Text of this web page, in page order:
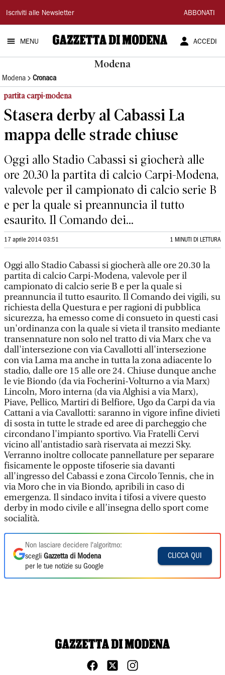
Gazzetta
di
Modena
Iscriviti alle Newsletter ABBONATI
MENU ACCEDI
Modena
Modena Cronaca
partita carpi-modena
Stasera derby al Cabassi La
mappa delle strade chiuse
Oggi allo Stadio Cabassi si giocherà alle
ore 20.30 la partita di calcio Carpi-Modena,
valevole per il campionato di calcio serie B
e per la quale si preannuncia il tutto
esaurito. Il Comando dei...
17 aprile 2014 03:51 1 MINUTI DI LETTURA
Oggi allo Stadio Cabassi si giocherà alle ore 20.30 la
partita di calcio Carpi-Modena, valevole per il
campionato di calcio serie B e per la quale si
preannuncia il tutto esaurito. Il Comando dei vigili, su
richiesta della Questura e per ragioni di pubblica
sicurezza, ha emesso come di consueto in questi casi
un'ordinanza con la quale si vieta il transito mediante
transennature non solo nel tratto di via Marx che va
dall'intersezione con via Cavallotti all'intersezione
con via Lama ma anche in tutta la zona adiacente lo
stadio, dalle ore 15 alle ore 24. Chiuse dunque anche
le vie Biondo (da via Focherini-Volturno a via Marx)
Lincoln, Moro interna (da via Alghisi a via Marx),
Piave, Pellico, Martiri di Belfiore, Ugo da Carpi da via
Cattani a via Cavallotti: saranno in vigore infine divieti
di sosta in tutte le strade ed aree di parcheggio che
circondano l'impianto sportivo. Via Fratelli Cervi
vicino all'antistadio sarà riservata ai mezzi Sky.
Verranno inoltre collocate pannellature per separare
fisicamente le opposte tifoserie sia davanti
all'ingresso del Cabassi e zona Circolo Tennis, che in
via Moro che in via Biondo, apribili in caso di
emergenza. Il sindaco invita i tifosi a vivere questo
derby in modo civile e all’insegna dello sport come
socialità.
Non lasciare decidere l'algoritmo:
scegli Gazzetta di Modena
per le tue notizie su Google
CLICCA QUI